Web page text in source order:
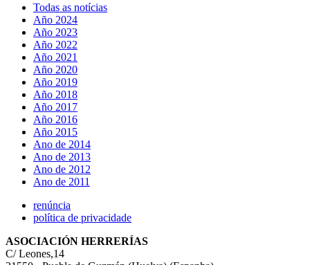
Todas as notícias
Año 2024
Año 2023
Año 2022
Año 2021
Año 2020
Año 2019
Año 2018
Año 2017
Año 2016
Año 2015
Ano de 2014
Ano de 2013
Ano de 2012
Ano de 2011
renúncia
política de privacidade
ASOCIACIÓN HERRERÍAS
C/ Leones,14